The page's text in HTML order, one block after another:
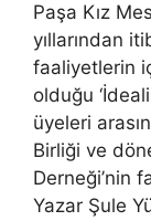
Paşa Kız
yıllarından
faaliyetlerin
olduğu
üyeleri
Birliği ve
Derneği’nin
Yazar Şule